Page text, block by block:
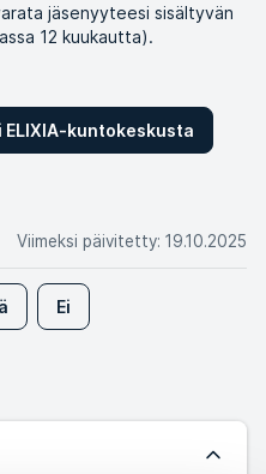
jäsenyyteesi sisältyvän
12 kuukautta).
kuntokeskusta
Viimeksi päivitetty: 19.10.2025
Ei